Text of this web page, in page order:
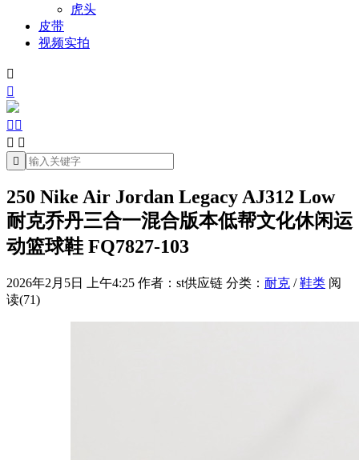
虎头
皮带
视频实拍


 
 

250 Nike Air Jordan Legacy AJ312 Low
耐克乔丹三合一混合版本低帮文化休闲运
动篮球鞋 FQ7827-103
2026年2月5日 上午4:25 作者：st供应链 分类： 耐克 /鞋类 阅
读(71)